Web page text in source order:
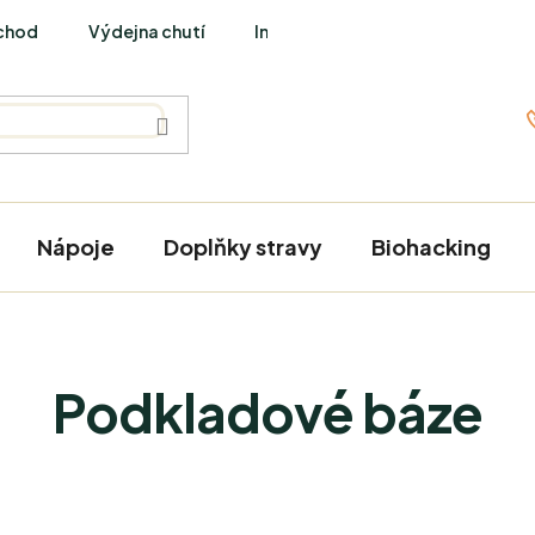
Výdejna chutí Interviews
Nápoje Doplňky stravy Biohacking
Podkladové báze